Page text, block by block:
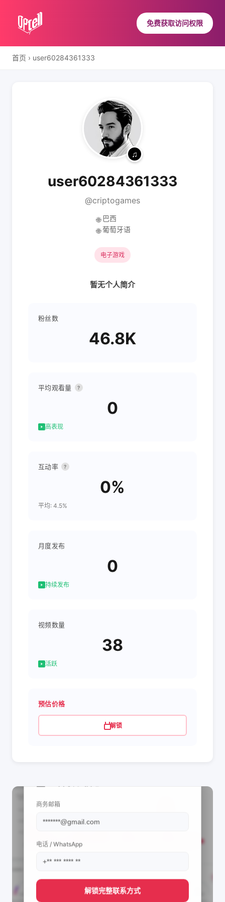
免费获取访问权限
首页 › user60284361333
user60284361333
@criptogames
🌐 巴西
🌐 葡萄牙语
电子游戏
暂无个人简介
粉丝数
46.8K
平均观看量 ?
0
高表现
互动率 ?
0%
平均: 4.5%
月度发布
0
持续发布
视频数量
38
活跃
预估价格
解锁
商务邮箱
电话 / WhatsApp
解锁完整联系方式